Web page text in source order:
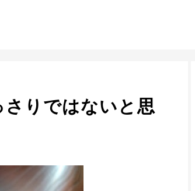
りではないと思